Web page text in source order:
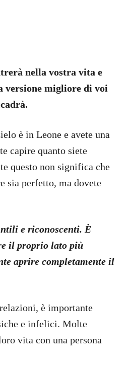
nella vostra vita e
versione migliore di voi
è in Leone e avete una
capire quanto siete
questo non significa che
sia perfetto, ma dovete
e riconoscenti. È
il proprio lato più
aprire completamente il
è importante
e infelici. Molte
vita con una persona